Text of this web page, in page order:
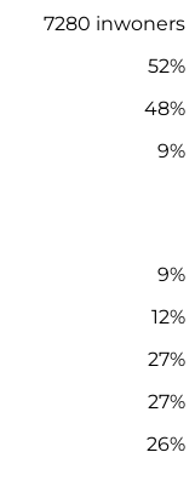
7280 inwoners
52%
48%
9%
9%
12%
27%
27%
26%